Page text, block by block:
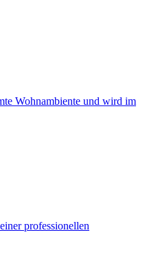
Wohnambiente und wird im
professionellen